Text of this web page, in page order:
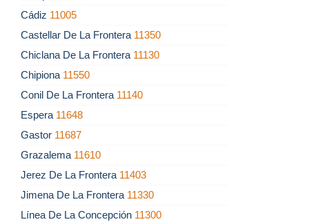
Cádiz 11005
Castellar De La Frontera 11350
Chiclana De La Frontera 11130
Chipiona 11550
Conil De La Frontera 11140
Espera 11648
Gastor 11687
Grazalema 11610
Jerez De La Frontera 11403
Jimena De La Frontera 11330
Línea De La Concepción 11300